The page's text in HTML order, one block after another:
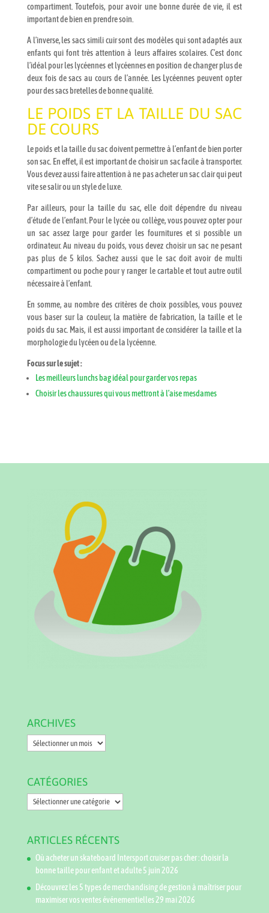
compartiment. Toutefois, pour avoir une bonne durée de vie, il est
important de bien en prendre soin.
A l’inverse, les sacs simili cuir sont des modèles qui sont adaptés aux
enfants qui font très attention à leurs affaires scolaires. C’est donc
l’idéal pour les lycéennes et lycéennes en position de changer plus de
deux fois de sacs au cours de l’année. Les Lycéennes peuvent opter
pour des sacs bretelles de bonne qualité.
LE POIDS ET LA TAILLE DU SAC
DE COURS
Le poids et la taille du sac doivent permettre à l’enfant de bien porter
son sac. En effet, il est important de choisir un sac facile à transporter.
Vous devez aussi faire attention à ne pas acheter un sac clair qui peut
vite se salir ou un style de luxe.
Par ailleurs, pour la taille du sac, elle doit dépendre du niveau
d’étude de l’enfant. Pour le lycée ou collège, vous pouvez opter pour
un sac assez large pour garder les fournitures et si possible un
ordinateur. Au niveau du poids, vous devez choisir un sac ne pesant
pas plus de 5 kilos. Sachez aussi que le sac doit avoir de multi
compartiment ou poche pour y ranger le cartable et tout autre outil
nécessaire à l’enfant.
En somme, au nombre des critères de choix possibles, vous pouvez
vous baser sur la couleur, la matière de fabrication, la taille et le
poids du sac. Mais, il est aussi important de considérer la taille et la
morphologie du lycéen ou de la lycéenne.
Focus sur le sujet :
Les meilleurs lunchs bag idéal pour garder vos repas
Choisir les chaussures qui vous mettront à l’aise mesdames
ARCHIVES
Archives
CATÉGORIES
Catégories
ARTICLES RÉCENTS
Où acheter un skateboard Intersport cruiser pas cher : choisir la
bonne taille pour enfant et adulte 5 juin 2026
Découvrez les 5 types de merchandising de gestion à maîtriser pour
maximiser vos ventes événementielles29 mai 2026